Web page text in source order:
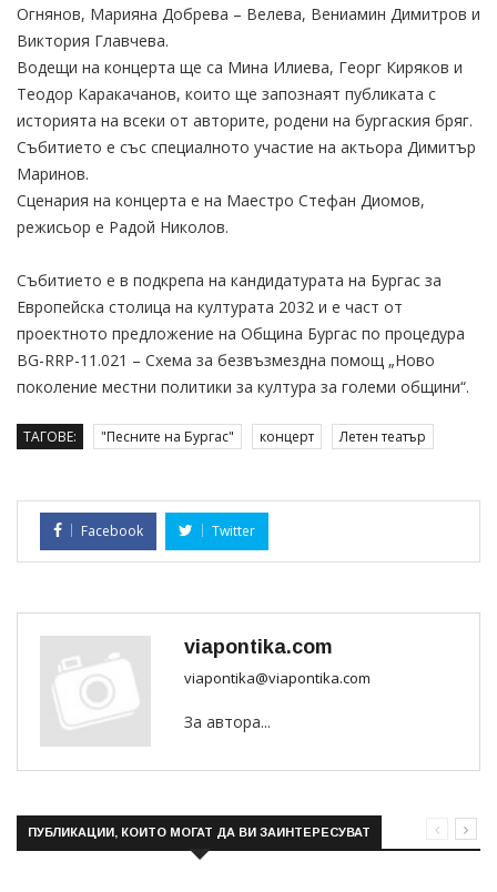
Огнянов, Марияна Добрева – Велева, Вениамин Димитров и
Виктория Главчева.
Водещи на концерта ще са Мина Илиева, Георг Киряков и
Теодор Каракачанов, които ще запознаят публиката с
историята на всеки от авторите, родени на бургаския бряг.
Събитието е със специалното участие на актьора Димитър
Маринов.
Сценария на концерта е на Маестро Стефан Диомов,
режисьор е Радой Николов.
Събитието е в подкрепа на кандидатурата на Бургас за
Европейска столица на културата 2032 и е част от
проектното предложение на Община Бургас по процедура
BG-RRP-11.021 – Схема за безвъзмездна помощ „Ново
поколение местни политики за култура за големи общини“.
ТАГОВЕ: "Песните на Бургас" концерт Летен театър
Facebook Twitter
viapontika.com
viapontika@viapontika.com
За автора...
ПУБЛИКАЦИИ, КОИТО МОГАТ ДА ВИ ЗАИНТЕРЕСУВАТ